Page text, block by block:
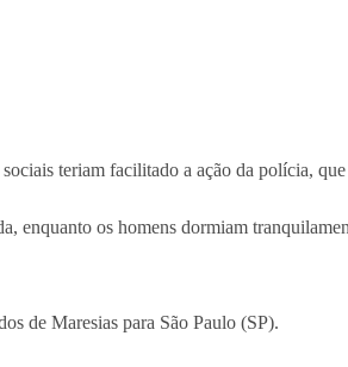
teriam facilitado a ação da polícia,
enquanto os homens dormiam
de Maresias para São Paulo (SP).